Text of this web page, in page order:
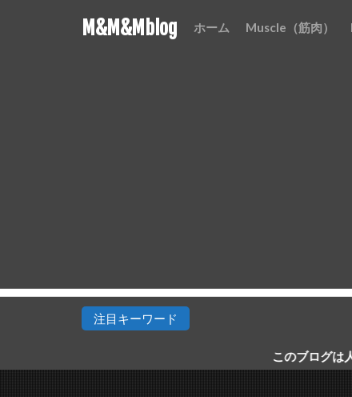
M&M&Mblog ホーム Muscle（筋肉）
注目キーワード
このブログは人生を豊かに